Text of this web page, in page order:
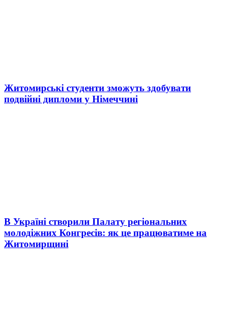
Житомирські студенти зможуть здобувати
подвійні дипломи у Німеччині
В Україні створили Палату регіональних
молодіжних Конгресів: як це працюватиме на
Житомирщині